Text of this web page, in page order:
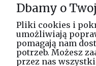
Dbamy o
Pliki cookies i
umożliwiają
pomagają nam
potrzeb. Możesz
przez nas